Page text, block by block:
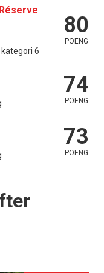
6
80
POENG
74
POENG
73
POENG